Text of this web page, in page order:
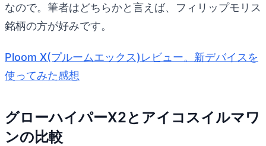
なので。筆者はどちらかと言えば、フィリップモリス
銘柄の方が好みです。
Ploom X(プルームエックス)レビュー。新デバイスを
使ってみた感想
グローハイパーX2とアイコスイルマワ
ンの比較